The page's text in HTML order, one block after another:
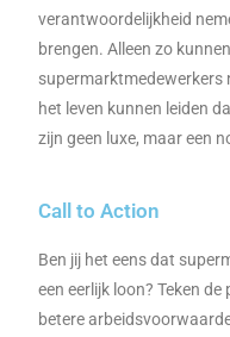
verantwoordelijkheid
brengen. Alleen zo
supermarktmedewerkers
het leven kunnen leiden
zijn geen luxe, maar een
Call to Action
Ben jij het eens dat
een eerlijk loon? Teken
betere